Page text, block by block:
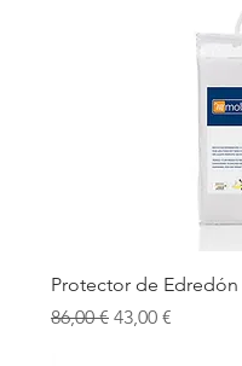
Protector de
Precio
86,00 € Precio de oferta
43,00 €